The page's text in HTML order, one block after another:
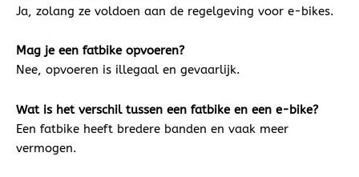
Ja, zolang ze voldoen aan de regelgeving voor e-bikes.
Mag je een fatbike opvoeren?
Nee, opvoeren is illegaal en gevaarlijk.
Wat is het verschil tussen een fatbike en een e-bike?
Een fatbike heeft bredere banden en vaak meer
vermogen.